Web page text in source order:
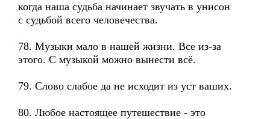
когда наша судьба начинает звучать в унисон
с судьбой всего человечества.
78. Музыки мало в нашей жизни. Все из-за
этого. С музыкой можно вынести всё.
79. Слово слабое да не исходит из уст ваших.
80. Любое настоящее путешествие - это